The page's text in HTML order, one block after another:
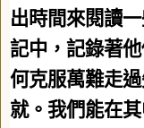
出時間來閱讀
記中，記錄著
何克服萬難走
就。我們能在